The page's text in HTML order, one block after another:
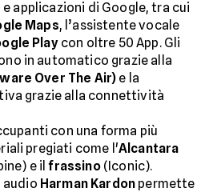
applicazioni di Google, tra cui
Maps, l’assistente vocale
Playcon oltre 50 App. Gli
in automatico grazie alla
Over The Air) e la
grazie alla connettività
con una forma più
pregiati come l'Alcantara
e ilfrassino(Iconic).
audio Harman Kardon permette